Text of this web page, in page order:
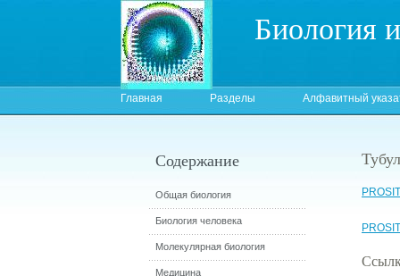
Биология
Главная Разделы Алфавитный
Содержание
Общая биология
Биология человека
Молекулярная биология
Медицина